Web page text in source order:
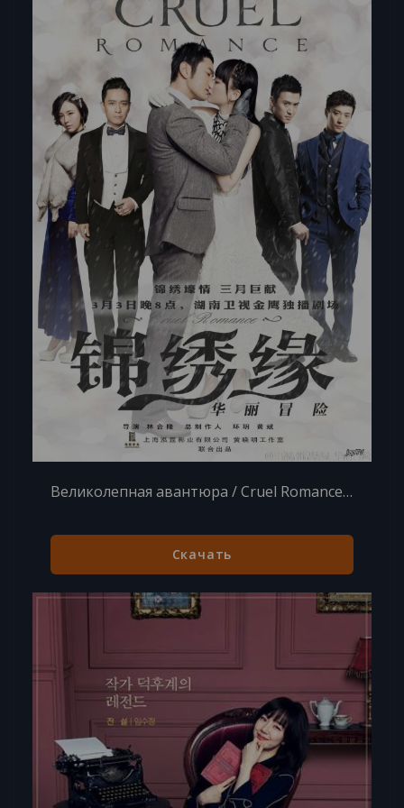
Великолепная авантюра / Cruel Romance / Жестокий роман/ Jin Xiu Yuan · Hua Li Mao [40/40] (2014)
Скачать